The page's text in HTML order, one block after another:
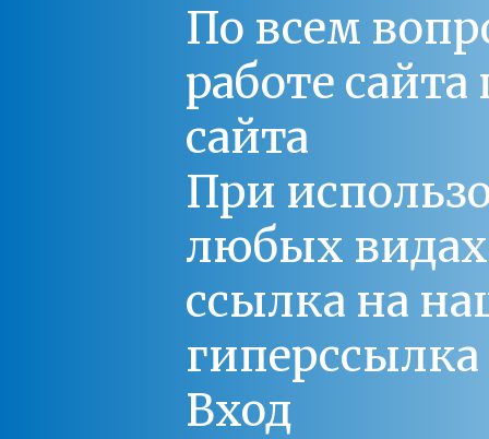
По всем
работе
сайта
При
любых
ссылка на
Вход